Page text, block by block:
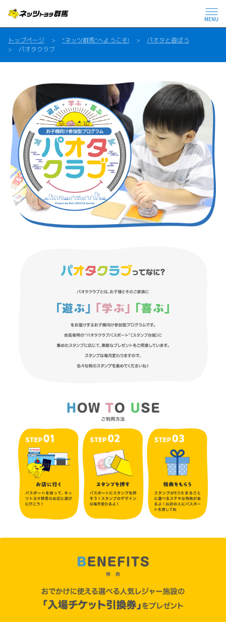
MENU
トップページ "ネッツ群馬"へようこそ!
パオタと遊ぼう
パオタクラブ